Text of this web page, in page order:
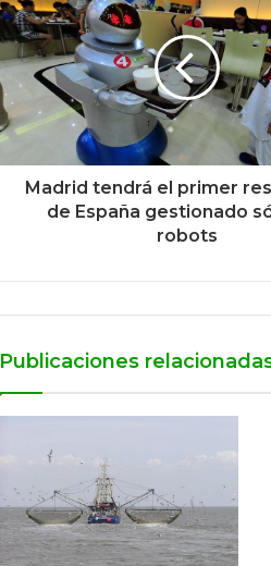
Madrid tendrá el primer
de España gestionado
robots
Publicaciones